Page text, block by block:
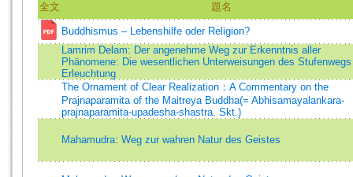
全文 題名
Buddhismus – Lebenshilfe oder Religion?
Lamrim Delam: Der angenehme Weg zur Erkenntnis aller
Phänomene: Die wesentlichen Unterweisungen des
Erleuchtung
The Ornament of Clear Realization：A Commentary on the
Prajnaparamita of the Maitreya Buddha(= Abhisamayalankara-
prajnaparamita-upadesha-shastra. Skt.)
Mahamudra: Weg zur wahren Natur des Geistes